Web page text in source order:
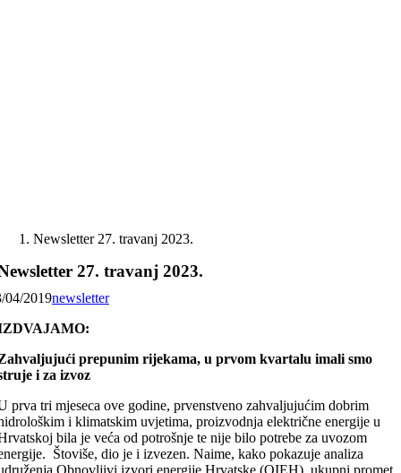
Newsletter 27. travanj 2023.
27. travanj 2023.
04/2019newsletter
prepunim rijekama, u prvom kvartalu imali smo
i za izvoz
prva tri mjeseca ove godine, prvenstveno zahvaljujućim dobrim
i klimatskim uvjetima, proizvodnja električne energije u
bila je veća od potrošnje te nije bilo potrebe za uvozom
Štoviše, dio je i izvezen. Naime, kako pokazuje analiza
Obnovljivi izvori energije Hrvatske (OIEH), ukupni promet